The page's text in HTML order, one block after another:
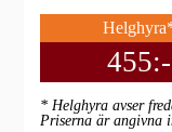
455:-
* Helghyra avser
Priserna är angivna